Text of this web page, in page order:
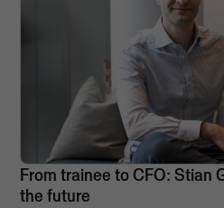
From trainee to CFO: Stian
the future